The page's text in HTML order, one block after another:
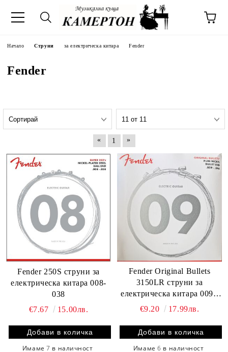
Начало Струни за електрическа китара Fender
Fender
« 1 »
Fender 250S струни за
електрическа китара 008-
038
€7.67
15.00лв.
Имаме7 в наличност
Fender Original Bullets
3150LR струни за
електрическа китара 009 -
046
€9.20 17.99лв.
Имаме6 в наличност